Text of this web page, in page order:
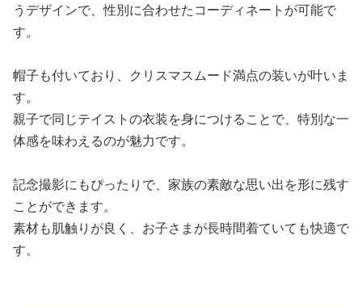
うデザインで、性別に合わせたコーディネートが可能で
す。
帽子も付いており、クリスマスムード満点の装いが叶いま
す。
親子で同じテイストの衣装を身につけることで、特別な一
体感を味わえるのが魅力です。
記念撮影にもぴったりで、家族の素敵な思い出を形に残す
ことができます。
素材も肌触りが良く、お子さまが長時間着ていても快適で
す。